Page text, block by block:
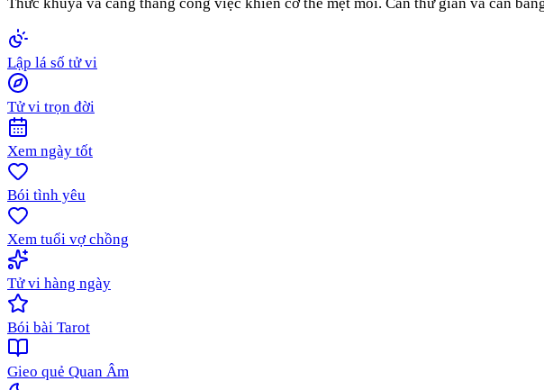
Thức khuya và căng thẳng công việc khiến cơ thể mệt mỏi. Cần thư giãn và cân
Lập lá số tử vi
Tử vi trọn đời
Xem ngày tốt
Bói tình yêu
Xem tuổi vợ chồng
Tử vi hàng ngày
Bói bài Tarot
Gieo quẻ Quan Âm